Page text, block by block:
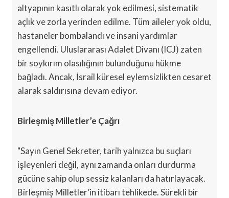
altyapının kasıtlı olarak yok edilmesi, sistematik
açlık ve zorla yerinden edilme. Tüm aileler yok oldu,
hastaneler bombalandı ve insani yardımlar
engellendi. Uluslararası Adalet Divanı (ICJ) zaten
bir soykırım olasılığının bulunduğunu hükme
bağladı. Ancak, İsrail küresel eylemsizlikten cesaret
alarak saldırısına devam ediyor.
Birleşmiş Milletler’e Çağrı
"Sayın Genel Sekreter, tarih yalnızca bu suçları
işleyenleri değil, aynı zamanda onları durdurma
gücüne sahip olup sessiz kalanları da hatırlayacak.
Birleşmiş Milletler’in itibarı tehlikede. Sürekli bir